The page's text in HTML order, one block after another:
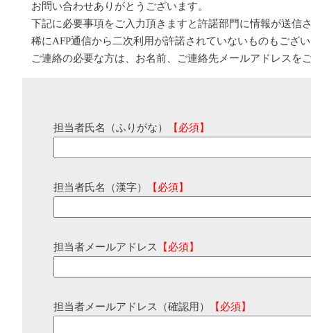
お問い合わせありがとうございます。
下記に必要事項をご入力頂きますと許諾部門に情報が送信
稀にAFP通信から二次利用が許諾されていないものもござ
ご連絡の必要な方は、お名前、ご連絡先メールアドレスを
担当者氏名（ふりがな） 【必須】
担当者氏名（漢字） 【必須】
担当者メールアドレス 【必須】
担当者メールアドレス（確認用） 【必須】